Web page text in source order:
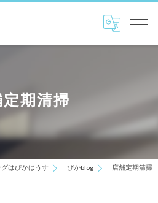
期清掃
はぴかはうす ぴかblog 店舗定期清掃